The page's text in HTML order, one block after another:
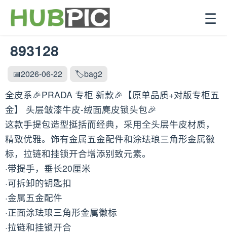
☰
893128
📅2026-06-22 🏷️bag2
全皮系🎉PRADA 专柜 新款🎉【原单品质+对版专柜五
金】 头层皱漆牛皮-绒面麂皮锁头包🎉
这款手提包造型挺括而经典，采用全头层牛皮材质，
精致优雅。饰有金属五金配件和涂珐琅三角形金属徽
标，拉链和挂锁开合增添别致元素。
·带提手，垂长20厘米
·可拆卸的钥匙扣
·金属五金配件
·正面涂珐琅三角形金属徽标
·拉链和挂锁开合